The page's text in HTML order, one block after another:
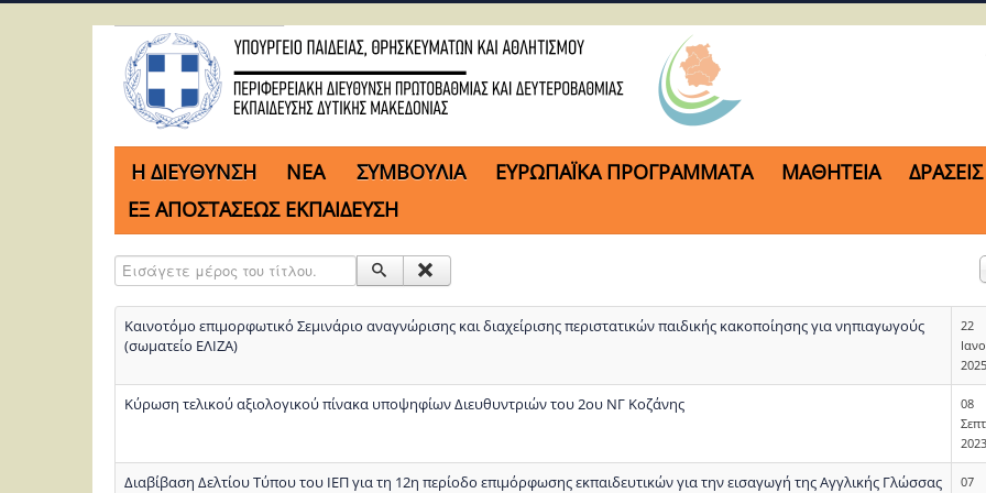
H ΔΙΕΥΘΥΝΣΗ ΝΕΑ ΣΥΜΒΟΥΛΙΑ ΕΥΡΩΠΑΪΚΑ ΠΡΟΓΡΑΜΜΑΤΑ ΜΑΘΗΤΕΙΑ ΔΡΑΣΕΙΣ
ΕΞ ΑΠΟΣΤΑΣΕΩΣ ΕΚΠΑΙΔΕΥΣΗ
Εισάγετε μέρος του τίτλου.
Καινοτόμο επιμορφωτικό Σεμινάριο αναγνώρισης και διαχείρισης περιστατικών παιδικής κακοποίησης για νηπιαγωγούς
(σωματείο ΕΛΙΖΑ)
22
2025
Κύρωση τελικού αξιολογικού πίνακα υποψηφίων Διευθυντριών του 2ου ΝΓ Κοζάνης
08
2023
Διαβίβαση Δελτίου Τύπου του ΙΕΠ για τη 12η περίοδο επιμόρφωσης εκπαιδευτικών για την εισαγωγή της Αγγλικής Γλώσσας
07